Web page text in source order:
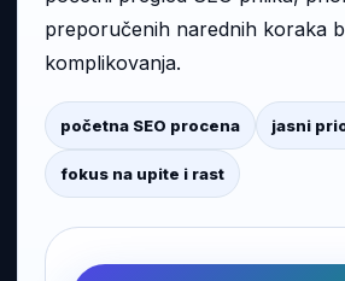
preporučenih narednih koraka
komplikovanja.
početna SEO procena jasni
fokus na upite i rast